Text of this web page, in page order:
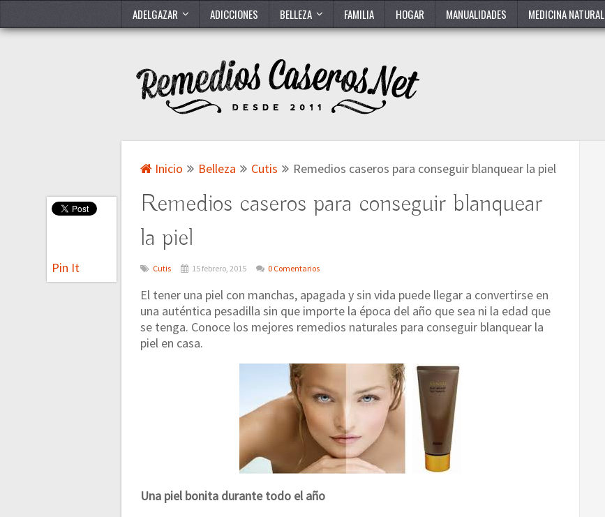
ADELGAZAR ADICCIONES BELLEZA FAMILIA HOGAR MANUALIDADES MEDICINA NATURAL
Inicio Belleza Cutis Remedios caseros para conseguir blanquear la piel
Remedios caseros para conseguir blanquear
la piel
Cutis 15 febrero, 2015 0 Comentarios
El tener una piel con manchas, apagada y sin vida puede llegar a convertirse en
una auténtica pesadilla sin que importe la época del año que sea ni la edad que
se tenga. Conoce los mejores remedios naturales para conseguir blanquear la
piel en casa.
Una piel bonita durante todo el año
Pin It